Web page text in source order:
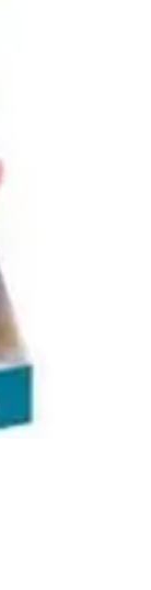
Musical